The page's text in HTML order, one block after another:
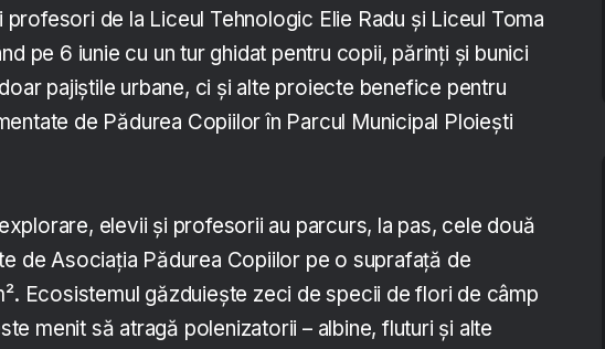
de la Liceul Tehnologic Elie Radu și Liceul Toma
pe 6 iunie cu un tur ghidat pentru copii, părinți și bunici
pajiștile urbane, ci și alte proiecte benefice pentru
de Pădurea Copiilor în Parcul Municipal Ploiești
elevii și profesorii au parcurs, la pas, cele două
de Asociația Pădurea Copiilor pe o suprafață de
Ecosistemul găzduiește zeci de specii de flori de câmp
menit să atragă polenizatorii – albine, fluturi și alte